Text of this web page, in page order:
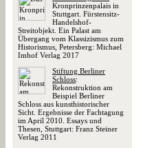
Kronprinzenpalais in
Stuttgart. Fürstensitz-
Handelshof-
Streitobjekt. Ein Palast am
Übergang vom Klassizismus zum
Historismus, Petersberg: Michael
Imhof Verlag 2017
Stiftung Berliner
Schloss:
Rekonstruktion am
Beispiel Berliner
Schloss aus kunsthistorischer
Sicht. Ergebnisse der Fachtagung
im April 2010. Essays und
Thesen, Stuttgart: Franz Steiner
Verlag 2011